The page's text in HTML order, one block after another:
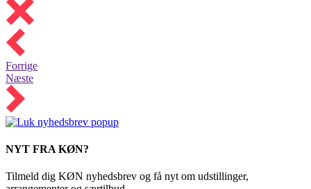
Forrige
Næste
NYT FRA KØN?
Tilmeld dig KØN nyhedsbrev og få nyt om udstillinger,